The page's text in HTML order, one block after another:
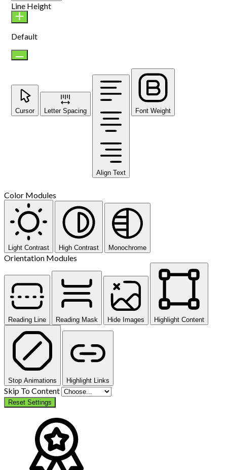
Line Height
Default
Cursor Letter Spacing
Align Text
Font Weight
Color Modules
Light Contrast High Contrast Monochrome
Orientation Modules
Reading Line Reading Mask Hide Images Highlight Content
Stop Animations Highlight Links
Skip To Content
Reset Settings